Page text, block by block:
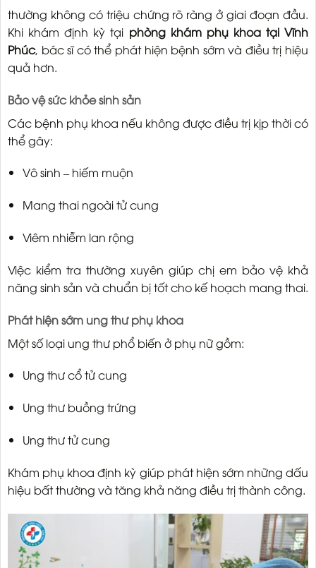
thường không có triệu chứng rõ ràng ở giai đoạn đầu.
Khi khám định kỳ tại phòng khám phụ khoa tại Vĩnh
Phúc, bác sĩ có thể phát hiện bệnh sớm và điều trị hiệu
quả hơn.
Bảo vệ sức khỏe sinh sản
Các bệnh phụ khoa nếu không được điều trị kịp thời có
thể gây:
Vô sinh – hiếm muộn
Mang thai ngoài tử cung
Viêm nhiễm lan rộng
Việc kiểm tra thường xuyên giúp chị em bảo vệ khả
năng sinh sản và chuẩn bị tốt cho kế hoạch mang thai.
Phát hiện sớm ung thư phụ khoa
Một số loại ung thư phổ biến ở phụ nữ gồm:
Ung thư cổ tử cung
Ung thư buồng trứng
Ung thư tử cung
Khám phụ khoa định kỳ giúp phát hiện sớm những dấu
hiệu bất thường và tăng khả năng điều trị thành công.